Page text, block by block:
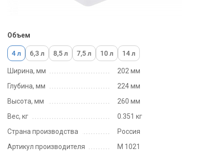
Ширина, мм
202 мм
Глубина, мм
224 мм
Высота, мм
260 мм
Вес, кг
0.351 кг
Страна производства
Россия
Артикул производителя
М 1021
Объем
4 л 6,3 л 8,5 л 7,5 л 10 л 14 л